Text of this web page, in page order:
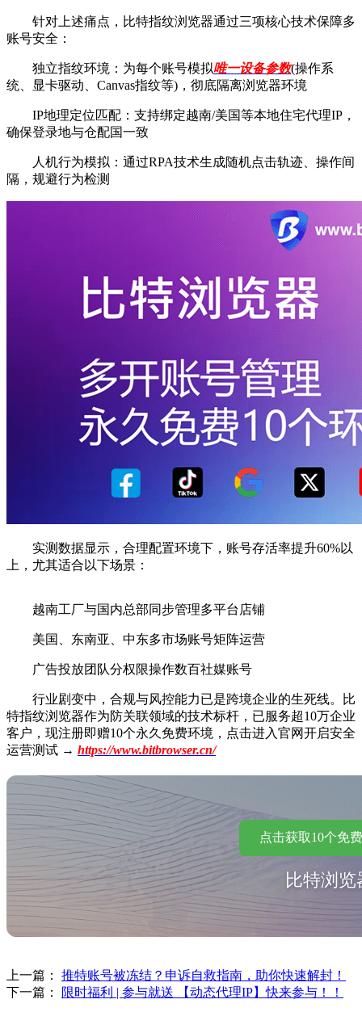
针对上述痛点，比特指纹浏览器通过三项核心技术保障多
账号安全：
独立指纹环境：为每个账号模拟唯一设备参数(操作系
统、显卡驱动、Canvas指纹等)，彻底隔离浏览器环境
IP地理定位匹配：支持绑定越南/美国等本地住宅代理IP，
确保登录地与仓配国一致
人机行为模拟：通过RPA技术生成随机点击轨迹、操作间
隔，规避行为检测
实测数据显示，合理配置环境下，账号存活率提升60%以
上，尤其适合以下场景：
越南工厂与国内总部同步管理多平台店铺
美国、东南亚、中东多市场账号矩阵运营
广告投放团队分权限操作数百社媒账号
行业剧变中，合规与风控能力已是跨境企业的生死线。比
特指纹浏览器作为防关联领域的技术标杆，已服务超10万企业
客户，现注册即赠10个永久免费环境，点击进入官网开启安全
运营测试 → https://www.bitbrowser.cn/
点击获取10个免
比特浏览
上一篇： 推特账号被冻结？申诉自救指南，助你快速解封！
下一篇：
限时福利 | 参与就送 【动态代理IP】快来参与！！